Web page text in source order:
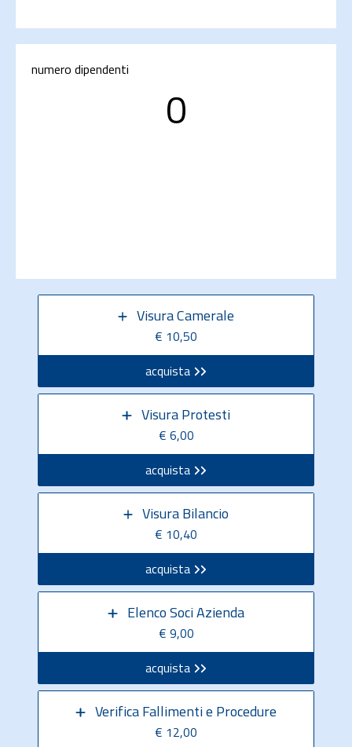
numero dipendenti
0
Visura Camerale
€ 10,50
acquista
Visura Protesti
€ 6,00
acquista
Visura Bilancio
€ 10,40
acquista
Elenco Soci Azienda
€ 9,00
acquista
Verifica Fallimenti e Procedure
€ 12,00